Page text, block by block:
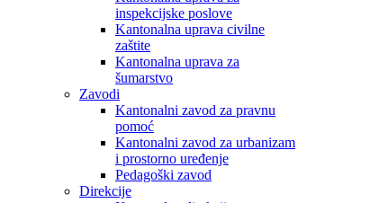
inspekcijske poslove
Kantonalna uprava civilne
zaštite
Kantonalna uprava za
šumarstvo
Zavodi
Kantonalni zavod za pravnu
pomoć
Kantonalni zavod za urbanizam
i prostorno uređenje
Pedagoški zavod
Direkcije